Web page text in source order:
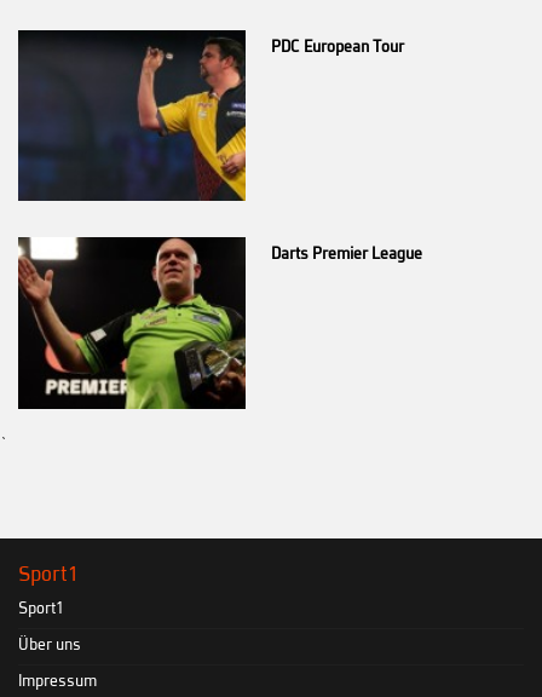
PDC European Tour
Darts Premier League
`
Sport1
Sport1
Über uns
Impressum